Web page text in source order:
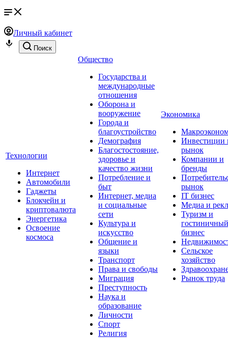
Личный кабинет
Поиск
Технологии
Интернет
Автомобили
Гаджеты
Блокчейн и
криптовалюта
Энергетика
Освоение
космоса
Общество
Государства и
международные
отношения
Оборона и
вооружение
Города и
благоустройство
Демография
Благостостояние,
здоровье и
качество жизни
Потребление и
быт
Интернет, медиа
и социальные
сети
Культура и
искусство
Общение и
языки
Транспорт
Права и свободы
Миграция
Преступность
Наука и
образование
Личности
Спорт
Религия
Экономика
Инвестиции
рынок
Компании и
бренды
рынок
IT бизнес
Медиа и
Туризм и
гостиничный
бизнес
Сельское
хозяйство
Рынок труда